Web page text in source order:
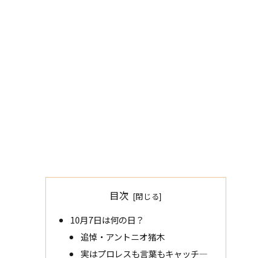
目次
10月7日は何の日？
追悼・アントニオ猪木
実はプロレスも言葉もキャッチ―